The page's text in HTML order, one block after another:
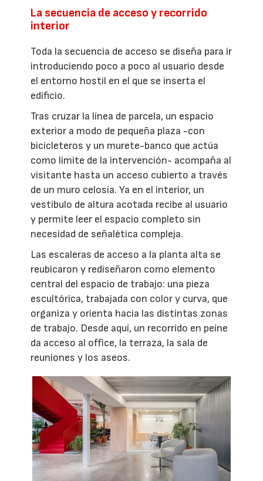
La secuencia de acceso y recorrido
interior
Toda la secuencia de acceso se diseña para ir
introduciendo poco a poco al usuario desde
el entorno hostil en el que se inserta el
edificio.
Tras cruzar la línea de parcela, un espacio
exterior a modo de pequeña plaza -con
bicicleteros y un murete-banco que actúa
como límite de la intervención- acompaña al
visitante hasta un acceso cubierto a través
de un muro celosía. Ya en el interior, un
vestíbulo de altura acotada recibe al usuario
y permite leer el espacio completo sin
necesidad de señalética compleja.
Las escaleras de acceso a la planta alta se
reubicaron y rediseñaron como elemento
central del espacio de trabajo: una pieza
escultórica, trabajada con color y curva, que
organiza y orienta hacia las distintas zonas
de trabajo. Desde aquí, un recorrido en peine
da acceso al office, la terraza, la sala de
reuniones y los aseos.